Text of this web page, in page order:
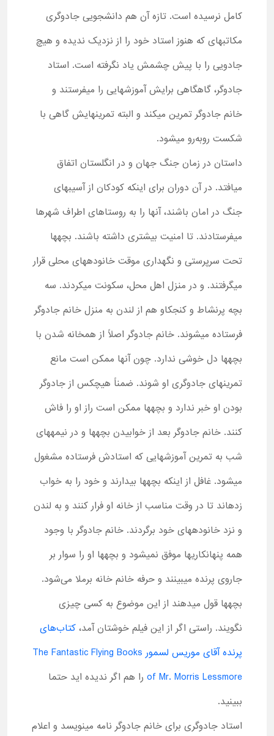
کامل نرسیده است. تازه آن هم دانشجویی جادوگری
مکاتبهای که هنوز استاد خود را از نزدیک ندیده و هیچ
جادویی را با پیش چشمش یاد نگرفته است. استاد
جادوگر، گاهگاهی برایش آموزشهایی را میفرستند و
خانم جادوگر تمرین میکند و البته تمرینهایش گاهی با
شکست روبه‌رو میشود.
داستان در زمان جنگ جهان و در انگلستان اتفاق
میافتد. در آن دوران برای اینکه کودکان از آسیبهای
جنگ در امان باشند، آنها را به روستاهای اطراف شهرها
میفرستادند. تا امنیت بیشتری داشته باشند. بچهها
تحت سرپرستی و نگهداری موقت خانودههای محلی قرار
میگرفتند. و در منزل اهل محل، سکونت میکردند. سه
بچه پرنشاط و کنجکاو هم از لندن به منزل خانم جادوگر
فرستاده میشوند. خانم جادوگر اصلاً از همخانه شدن با
بچهها دل خوشی ندارد. چون آنها ممکن است مانع
تمرینهای جادوگری او شوند. ضمناً هیچکس از جادوگر
بودن او خبر ندارد و بچهها ممکن است راز او را فاش
کنند. خانم جادوگر بعد از خوابیدن بچهها و در نیمههای
شب به تمرین آموزشهایی که استادش فرستاده مشغول
میشود. غافل از اینکه بچهها بیدارند و خود را به خواب
زدهاند تا در وقت مناسب از خانه او فرار کنند و به لندن
و نزد خانودههای خود برگردند. خانم جادوگر با وجود
همه پنهانکاریها موفق نمیشود و بچهها او را سوار بر
جاروی پرنده میبینند و حرفه خانم خانه برملا می‌شود.
بچهها قول میدهند از این موضوع به کسی چیزی
نگویند. راستی اگر از این فیلم خوشتان آمد، کتاب‌های
پرنده آقای موریس لسمور The Fantastic Flying Books
of Mr. Morris Lessmore را هم اگر ندیده اید حتما
ببینید.
استاد جادوگری برای خانم جادوگر نامه مینویسد و اعلام